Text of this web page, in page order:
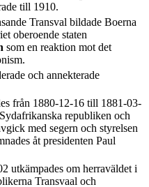
till 1910.
Transval bildade Boerna
oberoende staten
som en reaktion mot det
och annekterade
från 1880-12-16 till 1881-03-
republiken och
med segern och styrelsen
åt presidenten Paul
utkämpades om herraväldet i
Transvaal och